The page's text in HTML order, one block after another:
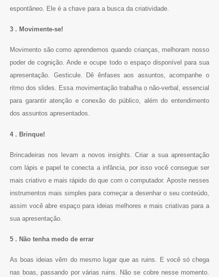
espontâneo. Ele é a chave para a busca da criatividade.
3 . Movimente-se!
Movimento são como aprendemos quando crianças, melhoram nosso
poder de cognição. Ande e ocupe todo o espaço disponível para sua
apresentação. Gesticule. Dê ênfases aos assuntos, acompanhe o
ritmo dos slides. Essa movimentação trabalha o não-verbal, essencial
para garantir atenção e conexão do público, além do entendimento
dos assuntos apresentados.
4 . Brinque!
Brincadeiras nos levam a novos insights. Criar a sua apresentação
com lápis e papel te conecta a infância, por isso você consegue ser
mais criativo e mais rápido do que com o computador. Aposte nesses
instrumentos mais simples para começar a desenhar o seu conteúdo,
assim você abre espaço para ideias melhores e mais criativas para a
sua apresentação.
5 . Não tenha medo de errar
As boas ideias vêm do mesmo lugar que as ruins. E você só chega
nas boas, passando por várias ruins. Não se cobre nesse momento.